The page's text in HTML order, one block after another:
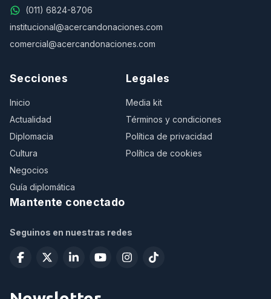
(011) 6824-8706
institucional@acercandonaciones.com
comercial@acercandonaciones.com
Secciones
Inicio
Actualidad
Diplomacia
Cultura
Negocios
Guía diplomática
Legales
Media kit
Términos y condiciones
Política de privacidad
Política de cookies
Mantente conectado
Seguinos en nuestras redes